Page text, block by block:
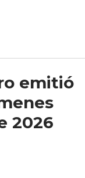
emitió
2026